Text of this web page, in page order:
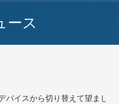
ース
バイスから切り替えて望まし